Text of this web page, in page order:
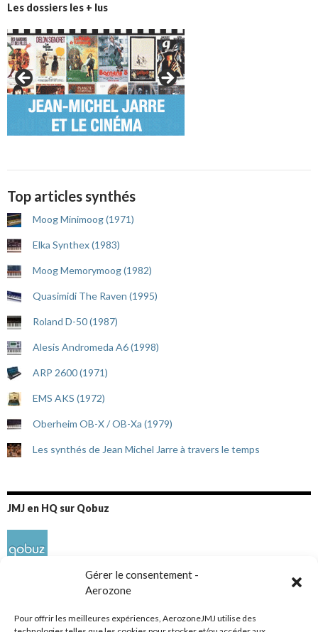
Gérer le consentement -
Aerozone
Pour offrir les meilleures expériences, AerozoneJMJ utilise des
Les dossiers les + lus
Top articles synthés
Moog Minimoog (1971)
Elka Synthex (1983)
Moog Memorymoog (1982)
Quasimidi The Raven (1995)
Roland D-50 (1987)
Alesis Andromeda A6 (1998)
ARP 2600 (1971)
EMS AKS (1972)
Oberheim OB-X / OB-Xa (1979)
Les synthés de Jean Michel Jarre à travers le temps
JMJ en HQ sur Qobuz